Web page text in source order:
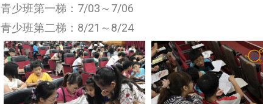
青少班第一梯：7/03～7/06
青少班第二梯：8/21～8/24